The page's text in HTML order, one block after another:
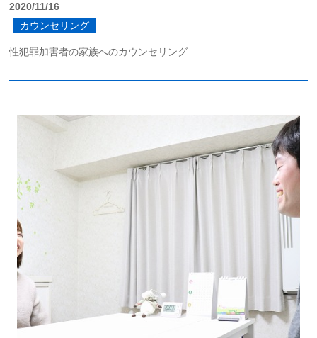
2020/11/16
カウンセリング
性犯罪加害者の家族へのカウンセリング